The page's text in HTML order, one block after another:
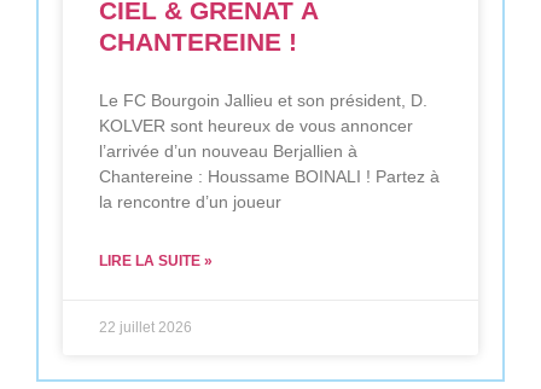
CIEL & GRENAT À
CHANTEREINE !
Le FC Bourgoin Jallieu et son président, D.
KOLVER sont heureux de vous annoncer
l’arrivée d’un nouveau Berjallien à
Chantereine : Houssame BOINALI ! Partez à
la rencontre d’un joueur
LIRE LA SUITE »
22 juillet 2026